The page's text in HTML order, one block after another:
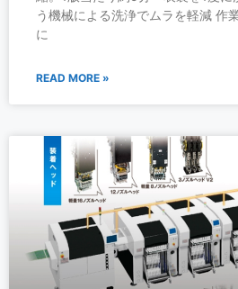
う機械による洗浄でムラを軽減 作
に
READ MORE »